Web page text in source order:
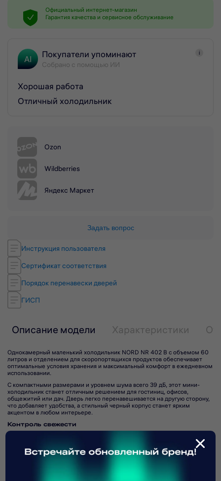
Инструкция пользователя
Сертификат соответствия
Порядок перенавески дверей
ГИСП
Официальный интернет-магазин
Гарантия качества и сервисное обслуживание
AI Покупатели упоминают
Собрано с помощью ИИ
i
Хорошая работа
Отличный холодильник
Ozon
Wildberries
Яндекс Маркет
Задать вопрос
Описание модели Характеристики
Однокамерный маленький холодильник NORD NR 402 B с объемом 60
литров и отделением для скоропортящихся продуктов обеспечивает
оптимальные условия хранения и максимальный комфорт в ежедневном
использовании.
С компактными размерами и уровнем шума всего 39 дБ, этот мини-
холодильник станет отличным решением для гостиниц, офисов,
общежитий или дач. Дверь легко перенавешивается на другую сторону,
что добавляет удобства, а стильный черный корпус станет ярким
акцентом в любом интерьере.
Контроль свежести
Температурный диапазон в холодильной камере составляет 0°С … +8°С,
а в отделении для скоропортящихся продуктов — 6°С … 0°С. Устройство
Читать полностью
Подпишитесь на рассылку